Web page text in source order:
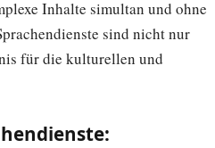
Inhalte simultan und ohne
sind nicht nur
für die kulturellen und